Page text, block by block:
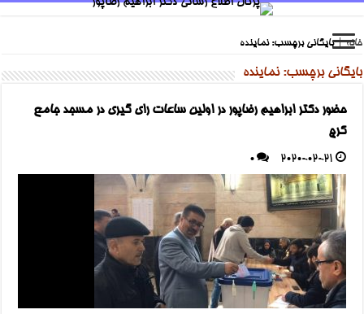
خانه | بایگانی برچسب: نماینده
بایگانی برچسب:نماینده
حضور دکتر ابراهیم رضاپور در اولین ساعات رای گیری در مسجد جامع
کرج
2020-02-21
0